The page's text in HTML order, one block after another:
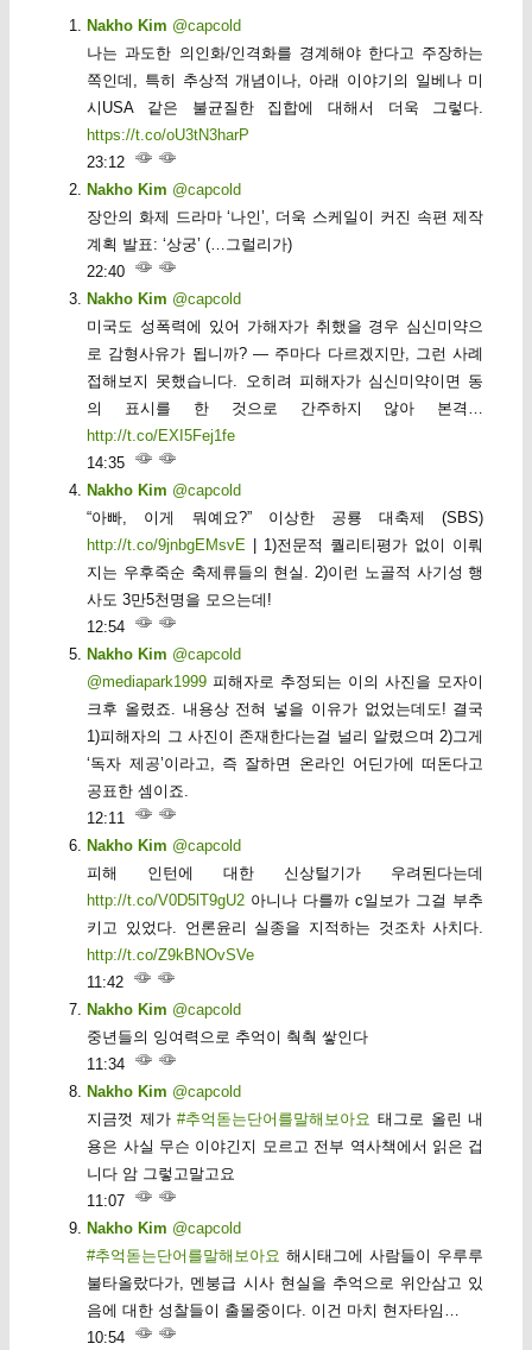
Nakho Kim @capcold
나는 과도한 의인화/인격화를 경계해야 한다고 주장하는
쪽인데, 특히 추상적 개념이나, 아래 이야기의 일베나 미
시USA 같은 불균질한 집합에 대해서 더욱 그렇다.
https://t.co/oU3tN3harP
23:12
Nakho Kim @capcold
장안의 화제 드라마 ‘나인’, 더욱 스케일이 커진 속편 제작
계획 발표: ‘상궁’ (…그럴리가)
22:40
Nakho Kim @capcold
미국도 성폭력에 있어 가해자가 취했을 경우 심신미약으
로 감형사유가 됩니까? — 주마다 다르겠지만, 그런 사례
접해보지 못했습니다. 오히려 피해자가 심신미약이면 동
의 표시를 한 것으로 간주하지 않아 본격…
http://t.co/EXI5Fej1fe
14:35
Nakho Kim @capcold
“아빠, 이게 뭐예요?” 이상한 공룡 대축제 (SBS)
http://t.co/9jnbgEMsvE | 1)전문적 퀄리티평가 없이 이뤄
지는 우후죽순 축제류들의 현실. 2)이런 노골적 사기성 행
사도 3만5천명을 모으는데!
12:54
Nakho Kim @capcold
@mediapark1999 피해자로 추정되는 이의 사진을 모자이
크후 올렸죠. 내용상 전혀 넣을 이유가 없었는데도! 결국
1)피해자의 그 사진이 존재한다는걸 널리 알렸으며 2)그게
‘독자 제공’이라고, 즉 잘하면 온라인 어딘가에 떠돈다고
공표한 셈이죠.
12:11
Nakho Kim @capcold
피해 인턴에 대한 신상털기가 우려된다는데
http://t.co/V0D5lT9gU2 아니나 다를까 c일보가 그걸 부추
키고 있었다. 언론윤리 실종을 지적하는 것조차 사치다.
http://t.co/Z9kBNOvSVe
11:42
Nakho Kim @capcold
중년들의 잉여력으로 추억이 춱춱 쌓인다
11:34
Nakho Kim @capcold
지금껏 제가#추억돋는단어를말해보아요 태그로 올린 내
용은 사실 무슨 이야긴지 모르고 전부 역사책에서 읽은 겁
니다 암 그렇고말고요
11:07
Nakho Kim @capcold
#추억돋는단어를말해보아요 해시태그에 사람들이 우루루
불타올랐다가, 멘붕급 시사 현실을 추억으로 위안삼고 있
음에 대한 성찰들이 출몰중이다. 이건 마치 현자타임…
10:54